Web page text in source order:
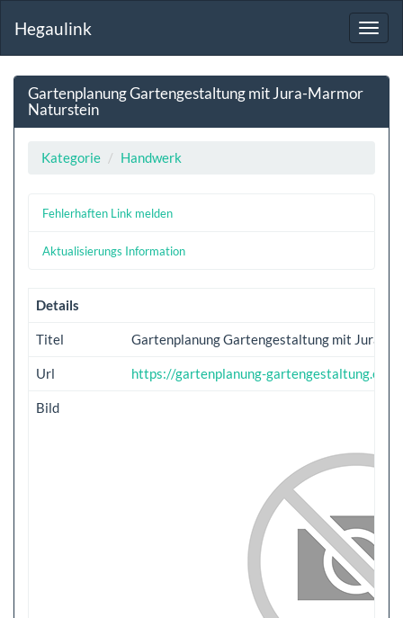
Hegaulink
Gartenplanung Gartengestaltung mit Jura-Marmor
Naturstein
Kategorie Handwerk
Fehlerhaften Link melden
Aktualisierungs Information
Details
Titel Gartenplanung Gartengestaltung mit Jura-
Url https://gartenplanung-gartengestaltung.eu
Bild